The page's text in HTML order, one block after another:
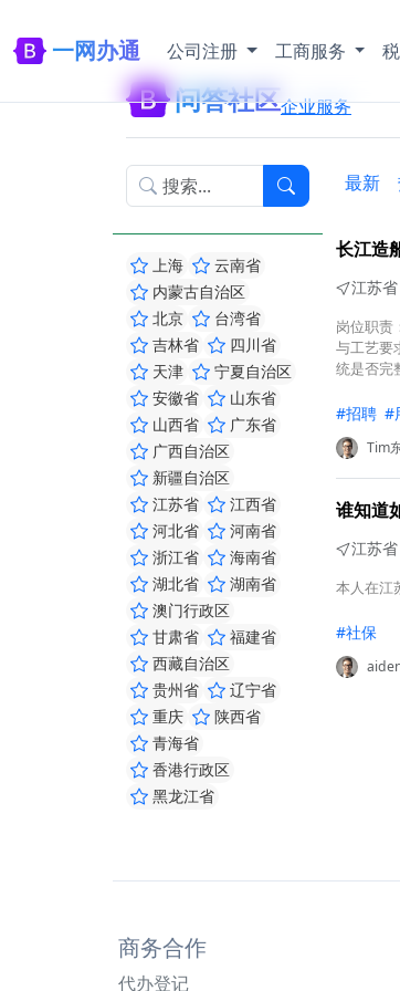
一网办通 公司注册 工商服务
问答社区企业服务
上海
云南省
内蒙古自治区
北京
台湾省
吉林省
四川省
天津
宁夏自治区
安徽省
山东省
山西省
广东省
广西自治区
新疆自治区
江苏省
江西省
河北省
河南省
浙江省
海南省
湖北省
湖南省
澳门行政区
甘肃省
福建省
西藏自治区
贵州省
辽宁省
重庆
陕西省
青海省
香港行政区
黑龙江省
最新
长江造
江苏省
岗位职责
与工艺要
统是否完
#招聘 #
Tim
谁知道
江苏省
本人在江
#社保
商务合作
代办登记